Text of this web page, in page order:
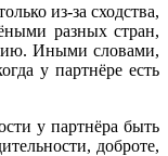
из-за сходства,
разных стран,
Иными словами,
у партнёре есть
у партнёра быть
доброте,